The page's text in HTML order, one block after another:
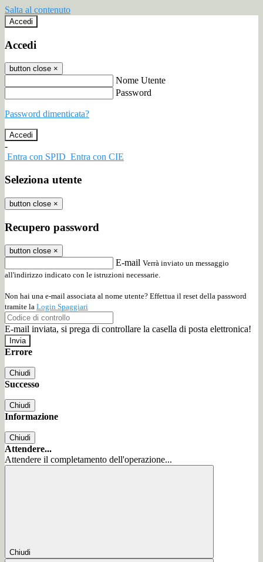
Salta al contenuto
Accedi
Accedi
button close ×
Nome Utente
Password
Password dimenticata?
-
Entra con SPID Entra con CIE
Seleziona utente
button close ×
Recupero password
button close ×
E-mail Verrà inviato un messaggio
all'indirizzo indicato con le istruzioni necessarie.
Non hai una e-mail associata al nome utente? Effettua il reset della password
tramite la Login Spaggiari
E-mail inviata, si prega di controllare la casella di posta elettronica!
Errore
Chiudi
Successo
Chiudi
Informazione
Chiudi
Attendere...
Attendere il completamento dell'operazione...
Chiudi